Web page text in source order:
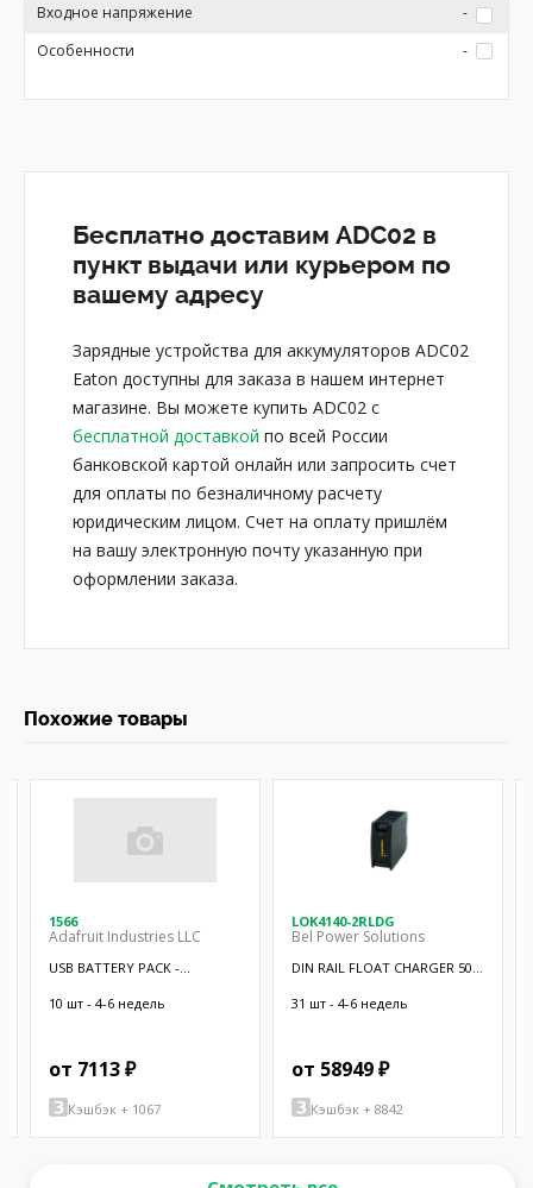
Входное напряжение
-
Особенности
-
Бесплатно доставим ADC02 в
пункт выдачи или курьером по
вашему адресу
Зарядные устройства для аккумуляторов ADC02
Eaton доступны для заказа в нашем интернет
магазине. Вы можете купить ADC02 с
бесплатной доставкой по всей России
банковской картой онлайн или запросить счет
для оплаты по безналичному расчету
юридическим лицом. Счет на оплату пришлём
на вашу электронную почту указанную при
оформлении заказа.
Похожие товары
1566
Adafruit Industries LLC
USB BATTERY PACK -
10 шт - 4-6 недель
от 7113 ₽
Кэшбэк + 1067
LOK4140-2RLDG
Bel Power Solutions
DIN RAIL FLOAT CHARGER 50W
31 шт - 4-6 недель
от 58949 ₽
Кэшбэк + 8842